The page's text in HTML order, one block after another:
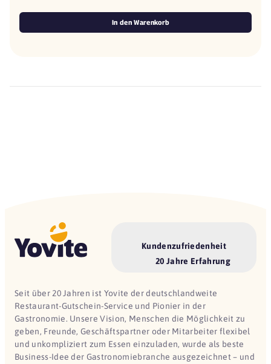
In den Warenkorb
Kundenzufriedenheit
20 Jahre Erfahrung
Seit über 20 Jahren ist Yovite der deutschlandweite
Restaurant-Gutschein-Service und Pionier in der
Gastronomie. Unsere Vision, Menschen die Möglichkeit zu
geben, Freunde, Geschäftspartner oder Mitarbeiter flexibel
und unkompliziert zum Essen einzuladen, wurde als beste
Business-Idee der Gastronomiebranche ausgezeichnet – und